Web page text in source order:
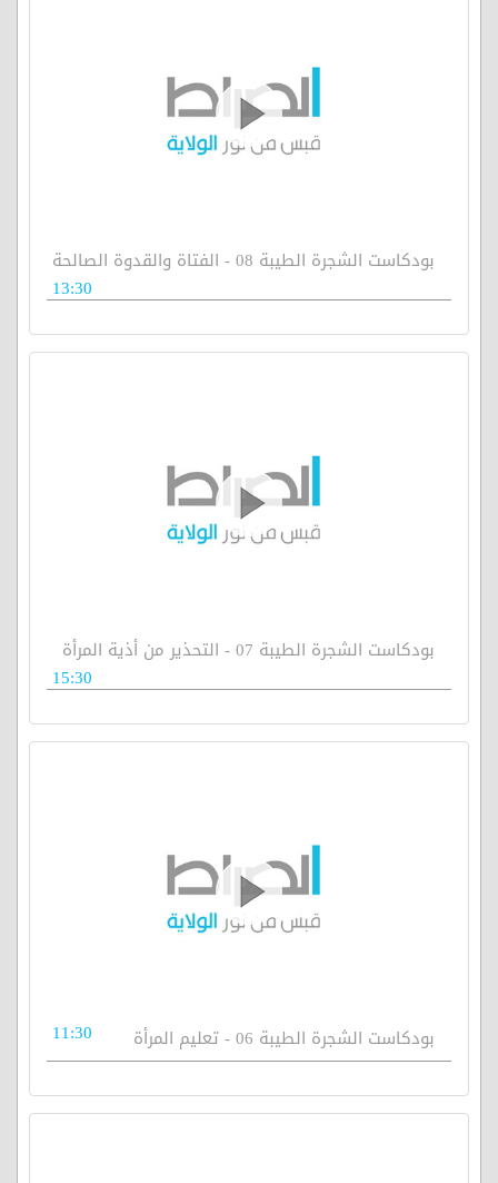
بودكاست الشجرة الطيبة 08 - الفتاة والقدوة الصالحة
13:30
بودكاست الشجرة الطيبة 07 - التحذير من أذية المرأة
15:30
بودكاست الشجرة الطيبة 06 - تعليم المرأة 11:30